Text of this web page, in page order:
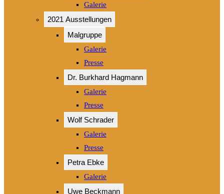
Galerie
2021 Ausstellungen
Malgruppe
Galerie
Presse
Dr. Burkhard Hagmann
Galerie
Presse
Wolf Schrader
Galerie
Presse
Petra Ebke
Galerie
Uwe Beckmann